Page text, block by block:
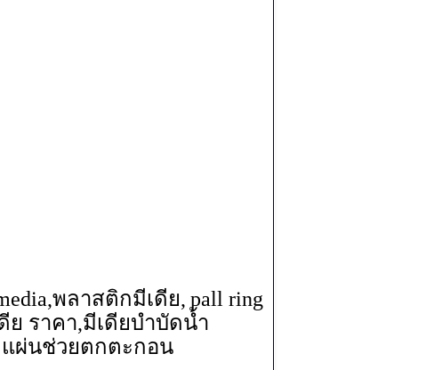
พลาสติกมีเดีย, pall ring
ย ราคา,มีเดียบำบัดน้ำ
ผ่นช่วยตกตะกอน